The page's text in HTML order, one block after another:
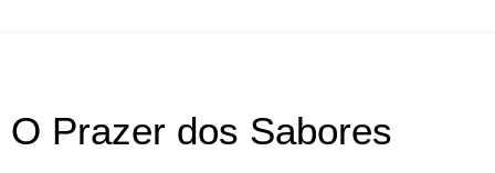
O Prazer dos Sabores